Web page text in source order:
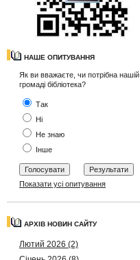
НАШЕ ОПИТУВАННЯ
Як ви вважаєте, чи потрібна нашій
громаді бібліотека?
Так
Ні
Не знаю
Інше
Показати усі опитування
АРХІВ НОВИН САЙТУ
Лютий 2026 (2)